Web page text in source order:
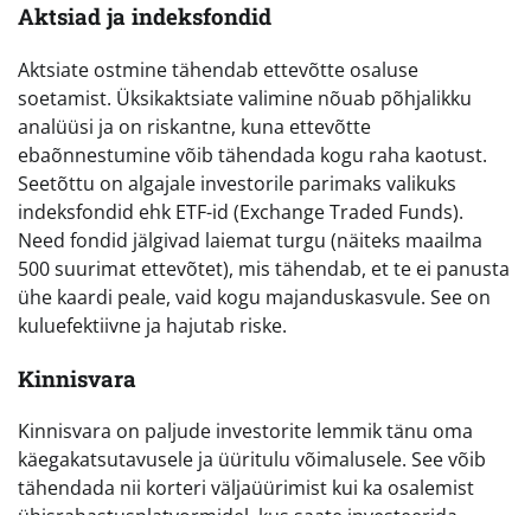
Aktsiad ja indeksfondid
Aktsiate ostmine tähendab ettevõtte osaluse
soetamist. Üksikaktsiate valimine nõuab põhjalikku
analüüsi ja on riskantne, kuna ettevõtte
ebaõnnestumine võib tähendada kogu raha kaotust.
Seetõttu on algajale investorile parimaks valikuks
indeksfondid ehk ETF-id (Exchange Traded Funds).
Need fondid jälgivad laiemat turgu (näiteks maailma
500 suurimat ettevõtet), mis tähendab, et te ei panusta
ühe kaardi peale, vaid kogu majanduskasvule. See on
kuluefektiivne ja hajutab riske.
Kinnisvara
Kinnisvara on paljude investorite lemmik tänu oma
käegakatsutavusele ja üüritulu võimalusele. See võib
tähendada nii korteri väljaüürimist kui ka osalemist